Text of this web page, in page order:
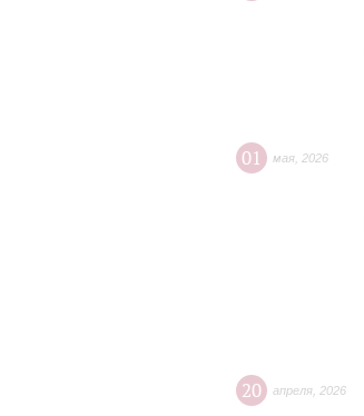
01 мая 2026
20 апреля 2026